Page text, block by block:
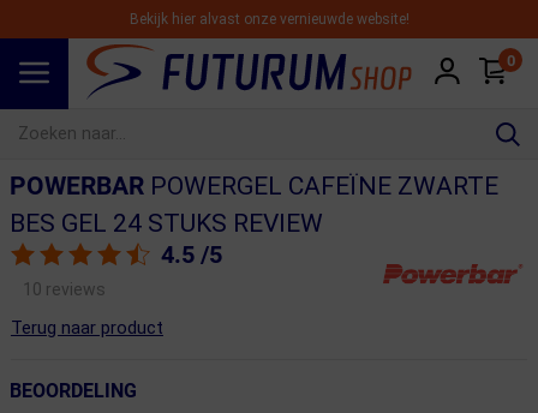
Bekijk hier alvast onze vernieuwde website!
0
POWERBARPOWERGEL CAFEÏNE ZWARTE
BES GEL 24 STUKS REVIEW
4.5 /5
10 reviews
Terug naar product
BEOORDELING